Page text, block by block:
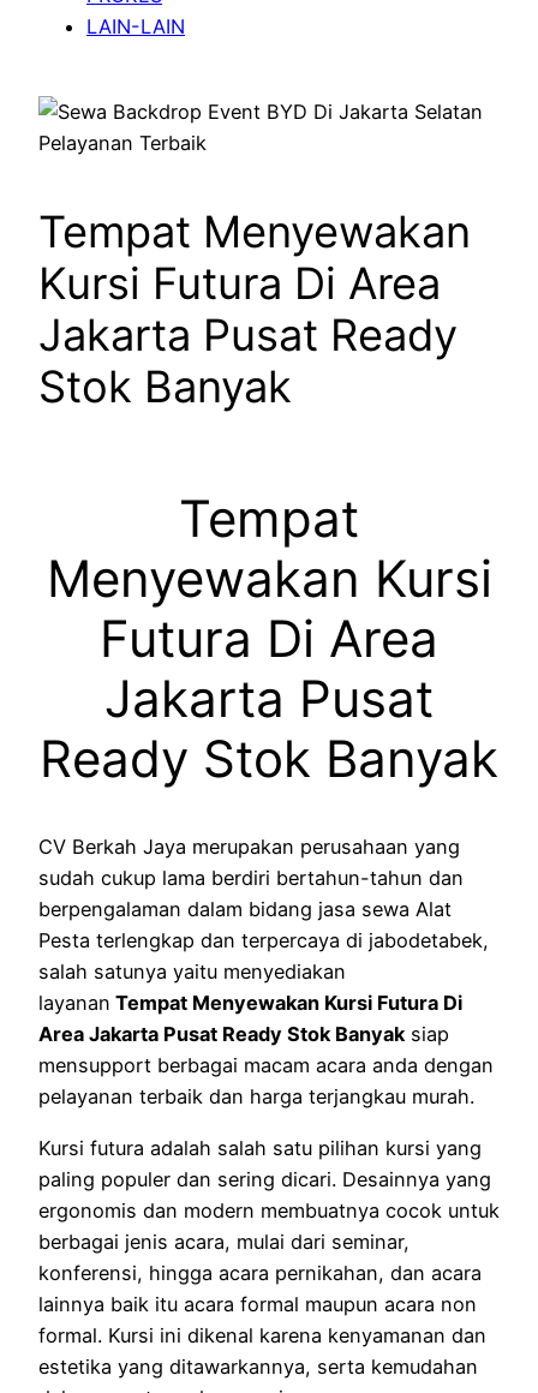
LAIN-LAIN
Tempat Menyewakan
Kursi Futura Di Area
Jakarta Pusat Ready
Stok Banyak
Tempat
Menyewakan Kursi
Futura Di Area
Jakarta Pusat
Ready Stok Banyak
CV Berkah Jaya merupakan perusahaan yang
sudah cukup lama berdiri bertahun-tahun dan
berpengalaman dalam bidang jasa sewa Alat
Pesta terlengkap dan terpercaya di jabodetabek,
salah satunya yaitu menyediakan
layanan Tempat Menyewakan Kursi Futura Di
Area Jakarta Pusat Ready Stok Banyaksiap
mensupport berbagai macam acara anda dengan
pelayanan terbaik dan harga terjangkau murah.
Kursi futura adalah salah satu pilihan kursi yang
paling populer dan sering dicari. Desainnya yang
ergonomis dan modern membuatnya cocok untuk
berbagai jenis acara, mulai dari seminar,
konferensi, hingga acara pernikahan, dan acara
lainnya baik itu acara formal maupun acara non
formal. Kursi ini dikenal karena kenyamanan dan
estetika yang ditawarkannya, serta kemudahan